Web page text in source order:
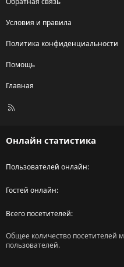
Условия и правила
Политика конфиденциальности
Помощь
Главная
R
Онлайн статистика
Пользователей онлайн
Гостей онлайн
Всего посетителей
Общее количество посетителей
пользователей.